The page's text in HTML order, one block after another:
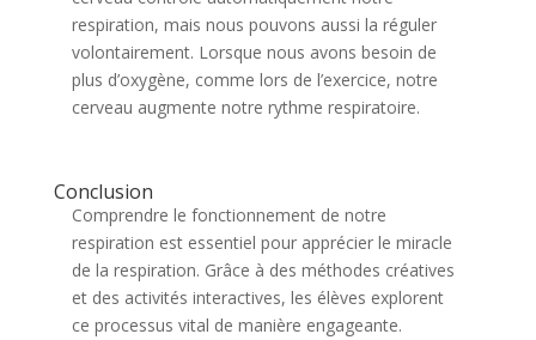
respiration, mais nous pouvons aussi la réguler
volontairement. Lorsque nous avons besoin de
plus d’oxygène, comme lors de l’exercice, notre
cerveau augmente notre rythme respiratoire.
Conclusion
Comprendre le fonctionnement de notre
respiration est essentiel pour apprécier le miracle
de la respiration. Grâce à des méthodes créatives
et des activités interactives, les élèves explorent
ce processus vital de manière engageante.